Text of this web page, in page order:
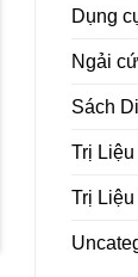
Dụng
Ngải
Sách
Trị
Trị